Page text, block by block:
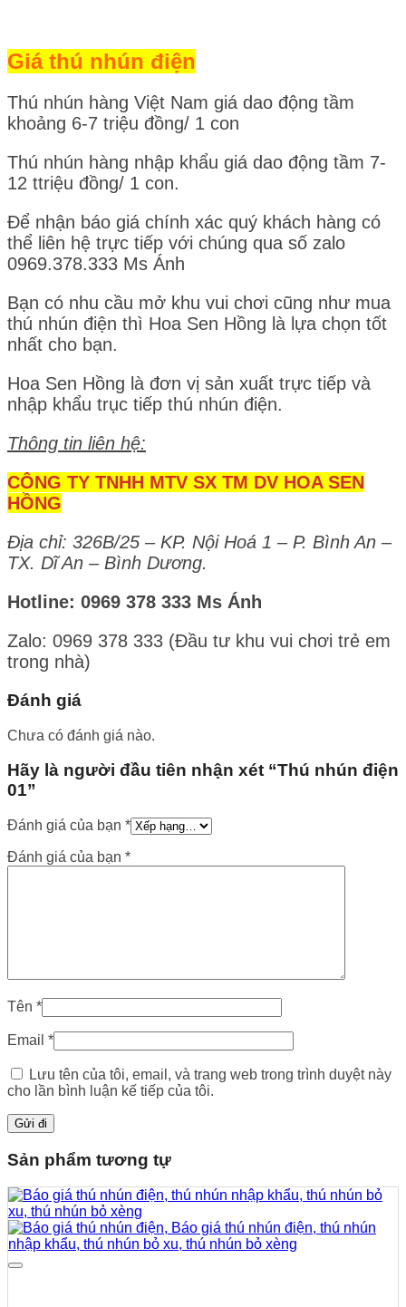
Giá thú nhún điện
Thú nhún hàng Việt Nam giá dao động tầm
khoảng 6-7 triệu đồng/ 1 con
Thú nhún hàng nhập khẩu giá dao động tầm 7-
12 ttriệu đồng/ 1 con.
Để nhận báo giá chính xác quý khách hàng có
thể liên hệ trực tiếp với chúng qua số zalo
0969.378.333 Ms Ánh
Bạn có nhu cầu mở khu vui chơi cũng như mua
thú nhún điện thì Hoa Sen Hồng là lựa chọn tốt
nhất cho bạn.
Hoa Sen Hồng là đơn vị sản xuất trực tiếp và
nhập khẩu trục tiếp thú nhún điện.
Thông tin liên hệ:
CÔNG TY TNHH MTV SX TM DV HOA SEN
HỒNG
Địa chỉ: 326B/25 – KP. Nội Hoá 1 – P. Bình An –
TX. Dĩ An – Bình Dương.
Hotline: 0969 378 333 Ms Ánh
Zalo: 0969 378 333 (Đầu tư khu vui chơi trẻ em
trong nhà)
Đánh giá
Chưa có đánh giá nào.
Hãy là người đầu tiên nhận xét “Thú nhún điện
01”
Đánh giá của bạn *
Đánh giá của bạn *
Tên *
Email *
Lưu tên của tôi, email, và trang web trong trình duyệt này
cho lần bình luận kế tiếp của tôi.
Sản phẩm tương tự